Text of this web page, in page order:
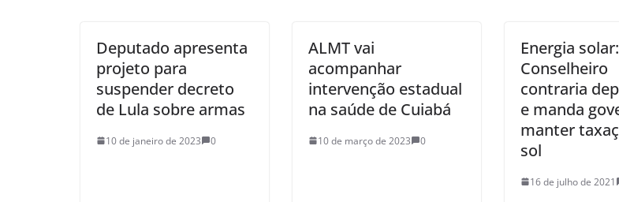
Deputado apresenta
projeto para
suspender decreto
de Lula sobre armas
10 de janeiro de 2023 0
ALMT vai
acompanhar
intervenção estadual
na saúde de Cuiabá
10 de março de 2023 0
Energia solar:
Conselheiro
contraria
e manda
manter
sol
16 de julho de 2021